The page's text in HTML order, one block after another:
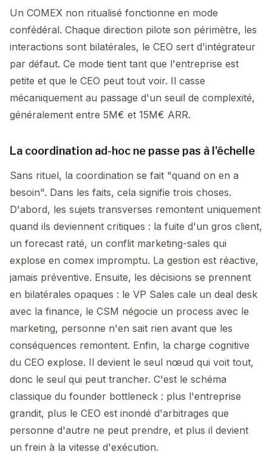
Un COMEX non ritualisé fonctionne en mode
confédéral. Chaque direction pilote son périmètre, les
interactions sont bilatérales, le CEO sert d'intégrateur
par défaut. Ce mode tient tant que l'entreprise est
petite et que le CEO peut tout voir. Il casse
mécaniquement au passage d'un seuil de complexité,
généralement entre 5M€ et 15M€ ARR.
La coordination ad-hoc ne passe pas à l'échelle
Sans rituel, la coordination se fait "quand on en a
besoin". Dans les faits, cela signifie trois choses.
D'abord, les sujets transverses remontent uniquement
quand ils deviennent critiques : la fuite d'un gros client,
un forecast raté, un conflit marketing-sales qui
explose en comex impromptu. La gestion est réactive,
jamais préventive. Ensuite, les décisions se prennent
en bilatérales opaques : le VP Sales cale un deal desk
avec la finance, le CSM négocie un process avec le
marketing, personne n'en sait rien avant que les
conséquences remontent. Enfin, la charge cognitive
du CEO explose. Il devient le seul nœud qui voit tout,
donc le seul qui peut trancher. C'est le schéma
classique du founder bottleneck : plus l'entreprise
grandit, plus le CEO est inondé d'arbitrages que
personne d'autre ne peut prendre, et plus il devient
un frein à la vitesse d'exécution.